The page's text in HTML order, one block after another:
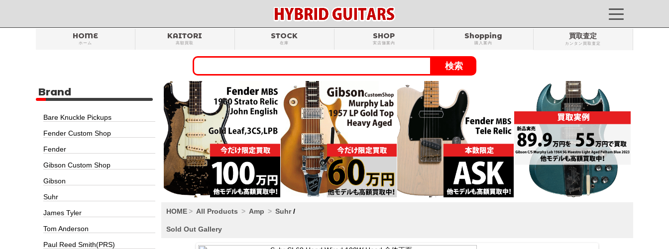
HOME
ホーム
KAITORI
高額買取
STOCK
在庫
SHOP
実店舗案内
Shopping
購入案内
買取査定
カンタン買取査定
HOME All Products Amp Suhr /
Sold Out Gallery
Brand
Bare Knuckle Pickups
Fender Custom Shop
Fender
Gibson Custom Shop
Gibson
Suhr
James Tyler
Tom Anderson
Paul Reed Smith(PRS)